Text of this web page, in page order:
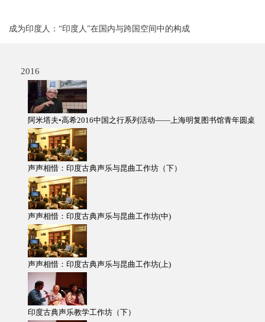
成为印度人：“印度人”在国内与跨国空间中的构成
2016
阿米塔夫•高希2016中国之行系列活动——上海明复图书馆青年圆桌
声声相惜：印度古典声乐与昆曲工作坊（下）
声声相惜：印度古典声乐与昆曲工作坊(中)
声声相惜：印度古典声乐与昆曲工作坊(上)
印度古典声乐教学工作坊（下）